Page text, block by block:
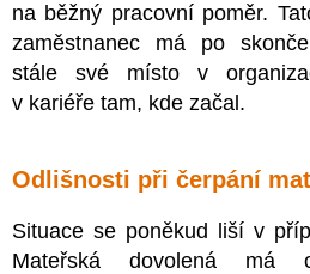
na běžný pracovní poměr.
zaměstnanec má po
stále své místo v
v kariéře tam, kde začal.
Odlišnosti při čerpání
Situace se poněkud liší v
Mateřská dovolená má